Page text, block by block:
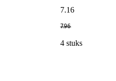
7.16
7.96
4 stuks